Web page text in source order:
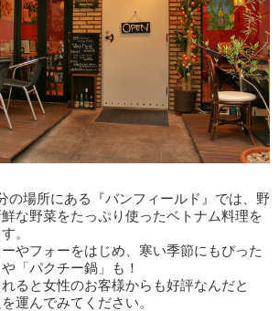
の場所にある『バンフィールド』では、野
な野菜をたっぷり使ったベトナム料理を
。
やフォーをはじめ、寒い季節にもぴった
「パクチー鍋」も！
ると女性のお客様からも好評なんだと
運んでみてください。